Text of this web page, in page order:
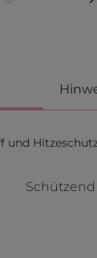
Schützend